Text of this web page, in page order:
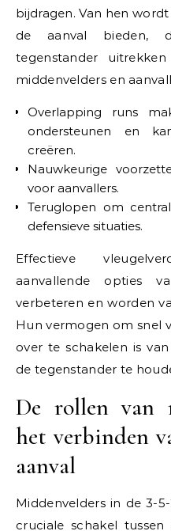
bijdragen. Van hen
de aanval bieden,
tegenstander
middenvelders en
Overlapping runs
ondersteunen en
creëren.
Nauwkeurige
voor aanvallers.
Teruglopen om
defensieve situaties.
Effectieve
aanvallende opties
verbeteren en worden
Hun vermogen om snel
over te schakelen is
de tegenstander te
De rollen van
het verbinden
aanval
Middenvelders in de 3-
cruciale schakel